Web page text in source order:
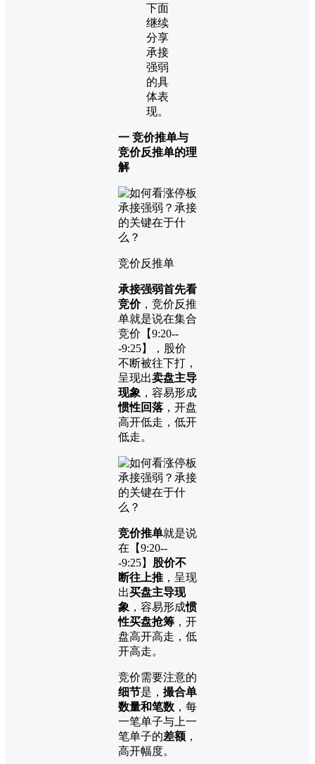
下面
继续
分享
承接
强弱
的具
体表
现。
一 竞价推单与
竞价反推单的理
解
竞价反推单
承接强弱首先看
竞价，竞价反推
单就是说在集合
竞价【9:20--
-9:25】，股价
不断被往下打，
呈现出卖盘主导
现象 ，容易形成
惯性回落 ，开盘
高开低走，低开
低走。
竞价推单就是说
在【9:20--
-9:25】 股价不
断往上推 ，呈现
出买盘主导现
象 ，容易形成惯
性买盘抢筹 ，开
盘高开高走，低
开高走。
竞价需要注意的
细节是， 撮合单
数量和笔数 ，每
一笔单子与上一
笔单子的差额 ，
高开幅度。